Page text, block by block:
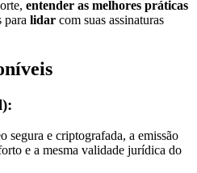
entender as melhores práticas
para lidar com suas assinaturas
segura e criptografada, a emissão
e a mesma validade jurídica do